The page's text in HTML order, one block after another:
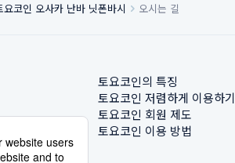
요코인 오사카 난바 닛폰바시 오시는 길
토요코인의 특징
토요코인 저렴하게 이용하기
토요코인 회원 제도
토요코인 이용 방법